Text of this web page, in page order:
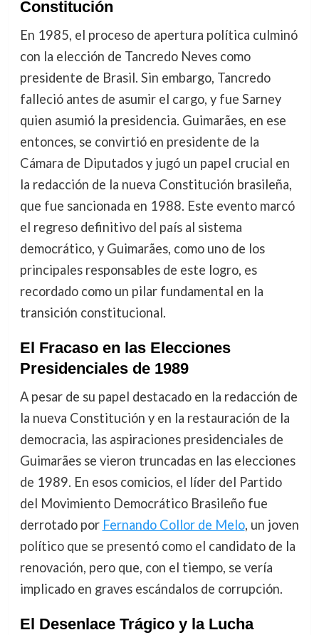
Constitución
En 1985, el proceso de apertura política culminó
con la elección de Tancredo Neves como
presidente de Brasil. Sin embargo, Tancredo
falleció antes de asumir el cargo, y fue Sarney
quien asumió la presidencia. Guimarães, en ese
entonces, se convirtió en presidente de la
Cámara de Diputados y jugó un papel crucial en
la redacción de la nueva Constitución brasileña,
que fue sancionada en 1988. Este evento marcó
el regreso definitivo del país al sistema
democrático, y Guimarães, como uno de los
principales responsables de este logro, es
recordado como un pilar fundamental en la
transición constitucional.
El Fracaso en las Elecciones
Presidenciales de 1989
A pesar de su papel destacado en la redacción de
la nueva Constitución y en la restauración de la
democracia, las aspiraciones presidenciales de
Guimarães se vieron truncadas en las elecciones
de 1989. En esos comicios, el líder del Partido
del Movimiento Democrático Brasileño fue
derrotado por Fernando Collor de Melo, un joven
político que se presentó como el candidato de la
renovación, pero que, con el tiempo, se vería
implicado en graves escándalos de corrupción.
El Desenlace Trágico y la Lucha